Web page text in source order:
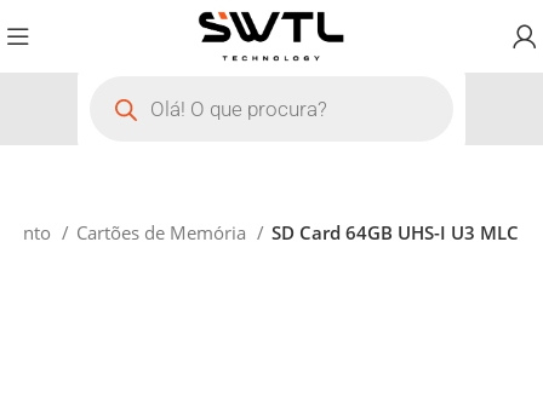
Cartões de Memória SD Card 64GB UHS-I U3 MLC